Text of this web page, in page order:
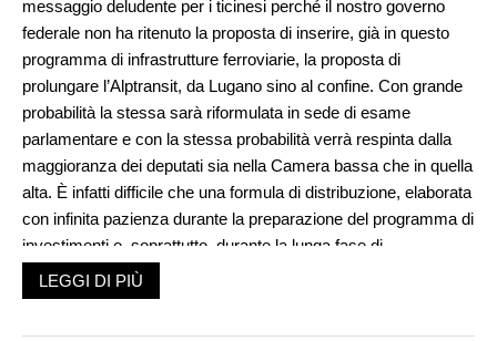
messaggio deludente per i ticinesi perché il nostro governo
federale non ha ritenuto la proposta di inserire, già in questo
programma di infrastrutture ferroviarie, la proposta di
prolungare l’Alptransit, da Lugano sino al confine. Con grande
probabilità la stessa sarà riformulata in sede di esame
parlamentare e con la stessa probabilità verrà respinta dalla
maggioranza dei deputati sia nella Camera bassa che in quella
alta. È infatti difficile che una formula di distribuzione, elaborata
con infinita pazienza durante la preparazione del programma di
investimenti e, soprattutto, durante la lunga fase di
consultazione sulle proposte del Consiglio federale, venga
ribaltata (perché questo sarebbe l’esito se si accogliessero le
LEGGI DI PIÙ